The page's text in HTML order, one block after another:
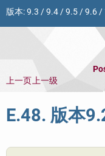
版本:9.3 /9.4/9.5/9.6/
上一页上一级
E.48. 版本